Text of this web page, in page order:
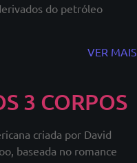
do petróleo
VER MAIS
3 CORPOS
criada por David
baseada no romance